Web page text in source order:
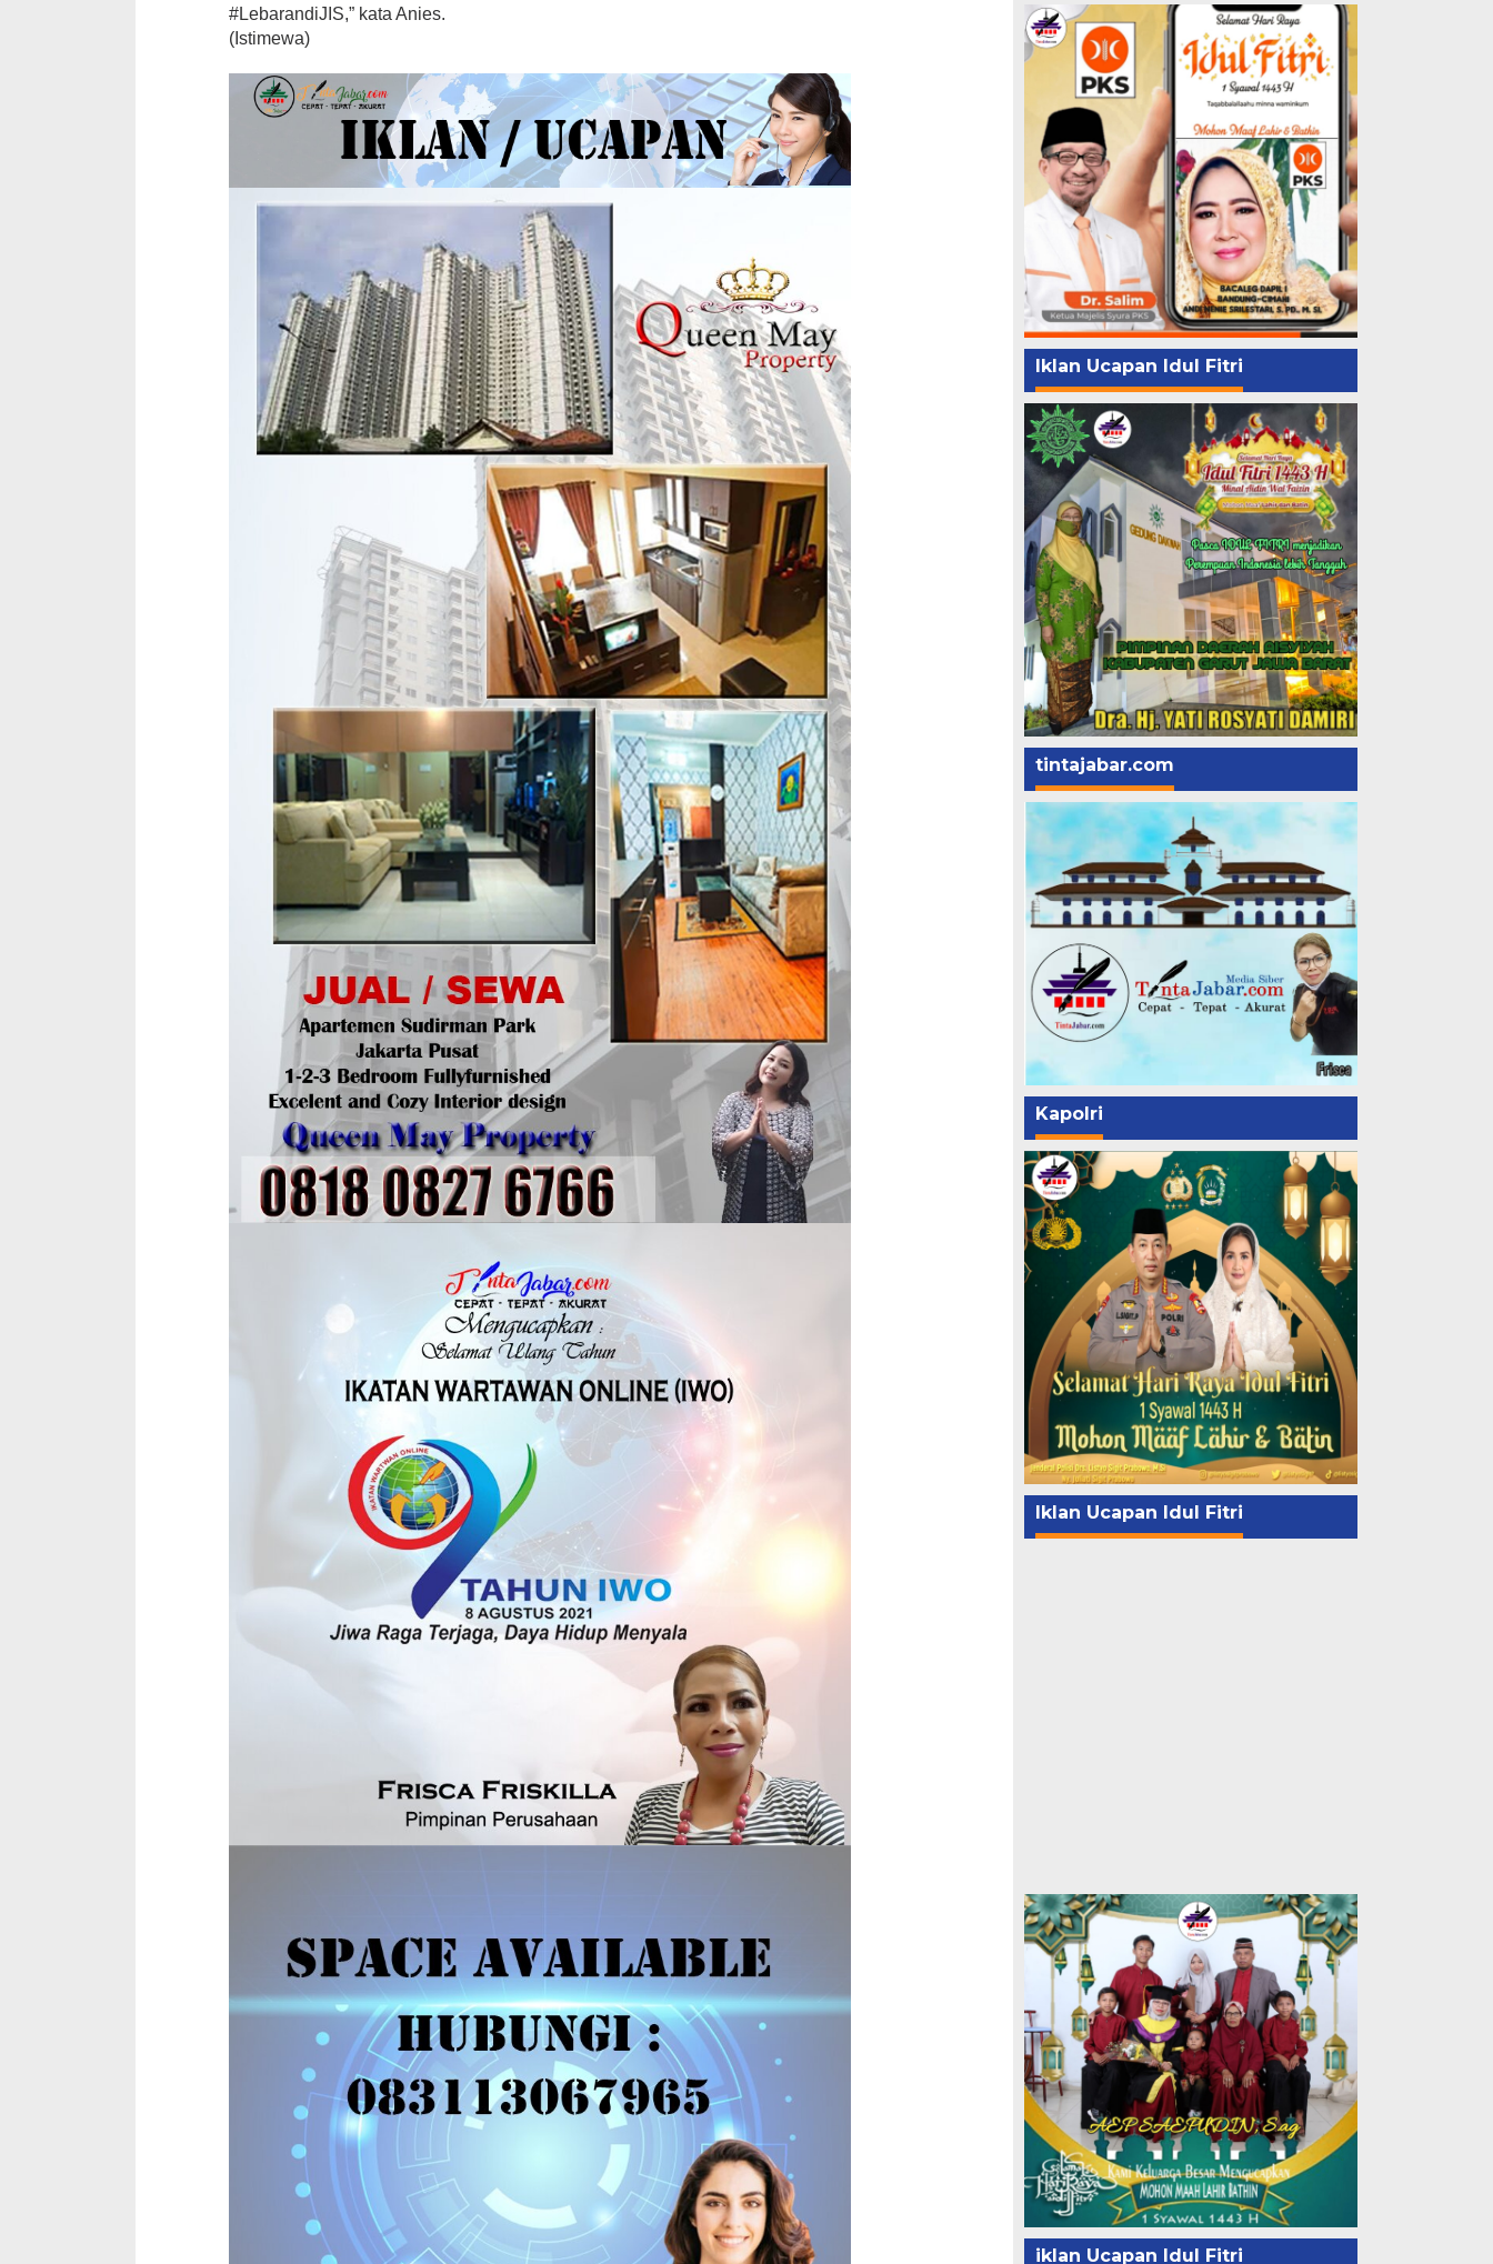
#LebarandiJIS,” kata Anies.
(Istimewa)
Iklan Ucapan Idul Fitri
tintajabar.com
Kapolri
Iklan Ucapan Idul Fitri
iklan Ucapan Idul Fitri